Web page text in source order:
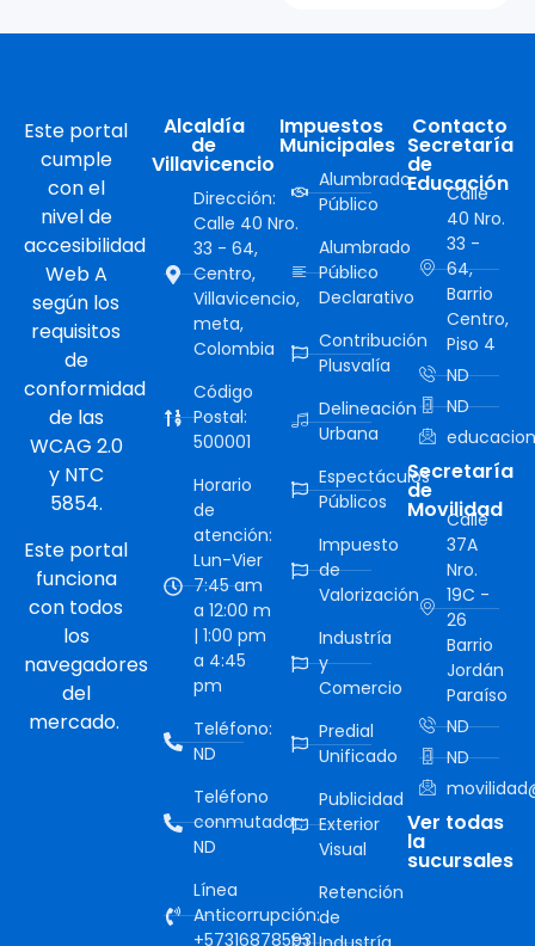
Este portal
cumple
con el
nivel de
accesibilidad
Web A
según los
requisitos
de
conformidad
de las
WCAG 2.0
y NTC
5854.
Este portal
funciona
con todos
los
navegadores
del
mercado.
Alcaldía
de
Villavicencio
Dirección:
Calle 40 Nro.
33 - 64,
Centro,
Villavicencio,
meta,
Colombia
Código
Postal:
500001
Horario
de
atención:
Lun-Vier
7:45 am
a 12:00 m
| 1:00 pm
a 4:45
pm
Teléfono:
ND
Teléfono
conmutador:
ND
Línea
Anticorrupción:
+573168785931
Impuestos
Municipales
Alumbrado
Público
Alumbrado
Público
Declarativo
Contribución
Plusvalía
Delineación
Urbana
Espectáculos
Públicos
Impuesto
de
Valorización
Industría
y
Comercio
Predial
Unificado
Publicidad
Exterior
Visual
Retención
de
Contacto
Secretaría
de
Educación
Calle
40 Nro.
33 -
64,
Barrio
Centro,
Piso 4
ND
ND
Secretaría
de
Movilidad
Calle
37A
Nro.
19C -
26
Barrio
Jordán
Paraíso
ND
ND
Ver todas
la
sucursales